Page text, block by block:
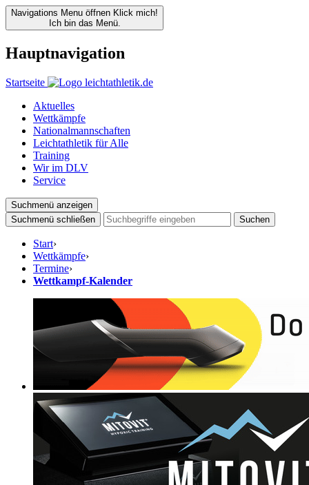
Navigations Menu öffnen Klick mich!
Ich bin das Menü.
Hauptnavigation
Startseite
Aktuelles
Wettkämpfe
Nationalmannschaften
Leichtathletik für Alle
Training
Wir im DLV
Service
Suchmenü anzeigen
Suchmenü schließen
Suchen
Start›
Wettkämpfe›
Termine›
Wettkampf-Kalender